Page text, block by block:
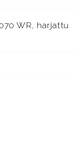
WR, harjattu